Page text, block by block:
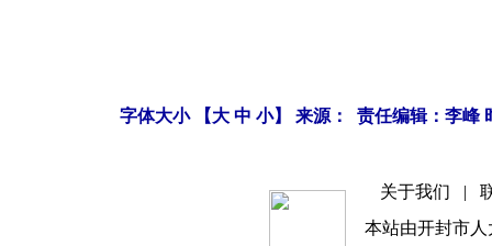
字体大小 【大 中 小】 来源： 责任编辑：李峰
关于我们 |
本站由开封市